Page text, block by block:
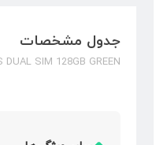
جدول مشخصات
DUAL SIM 128GB GREEN